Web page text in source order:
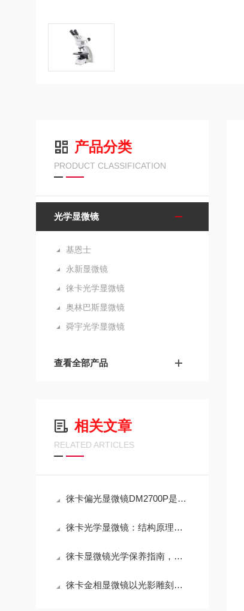
产品分类
PRODUCT CLASSIFICATION
光学显微镜
基恩士
永新显微镜
徕卡光学显微镜
奥林巴斯显微镜
舜宇光学显微镜
查看全部产品
相关文章
RELATED ARTICLES
徕卡偏光显微镜DM2700P是科研与工业的微观探索仪器
徕卡光学显微镜：结构原理与操作规范
徕卡显微镜光学保养指南，守护精密光学的艺术
徕卡金相显微镜以光影雕刻解锁材料基因，赋能工业质检与科研突破